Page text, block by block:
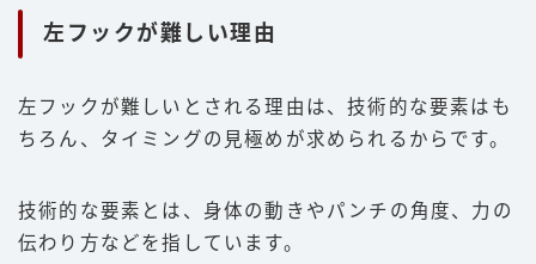
左フックが難しい理由
左フックが難しいとされる理由は、技術的な要素はも
ちろん、タイミングの見極めが求められるからです。
技術的な要素とは、身体の動きやパンチの角度、力の
伝わり方などを指しています。